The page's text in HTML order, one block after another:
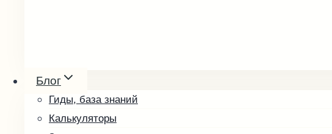
Косметика
Упаковка и оформление
Другие товары
Блог
Гиды, база знаний
Калькуляторы